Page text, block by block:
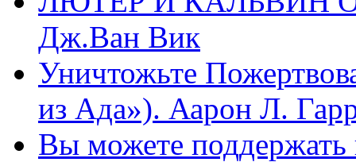
Дж.Ван Вик
Уничтожьте
из Ада»). Аарон Л.
Вы можете